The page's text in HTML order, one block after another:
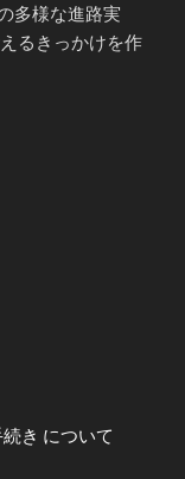
多様な進路実
るきっかけを作
き について